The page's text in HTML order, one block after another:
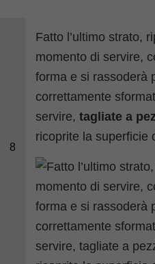
8
Fatto l’ultimo strato,
momento di servire,
forma e si rassoderà
correttamente
servire, tagliate a
ricoprite la superficie